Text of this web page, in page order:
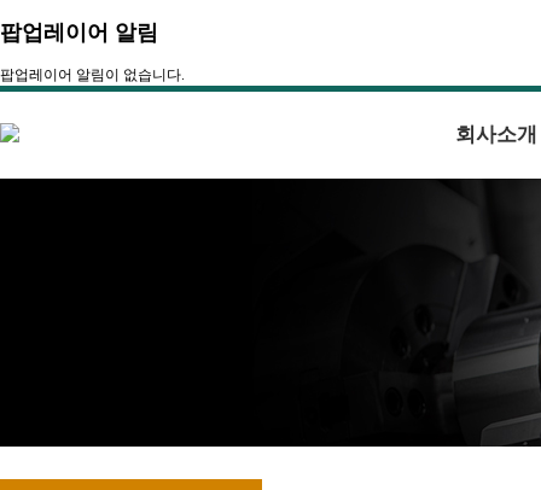
팝업레이어 알림
팝업레이어 알림이 없습니다.
회사소개